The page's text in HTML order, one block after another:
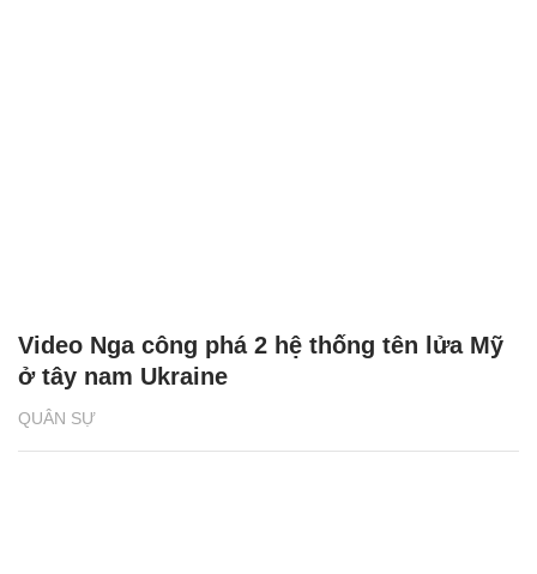
QUÂN SỰ
Video Nga công phá 2 hệ thống tên lửa Mỹ
ở tây nam Ukraine